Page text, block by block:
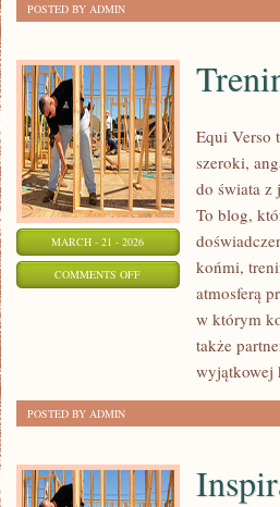
POSTED BY ADMIN
MARCH - 21 - 2026
COMMENTS OFFON
JEŹDZIECTWO
Equi Verso
szeroki,
do świata z
To blog,
końmi,
atmosferą
w którym
także
wyjątkowej
POSTED BY ADMIN